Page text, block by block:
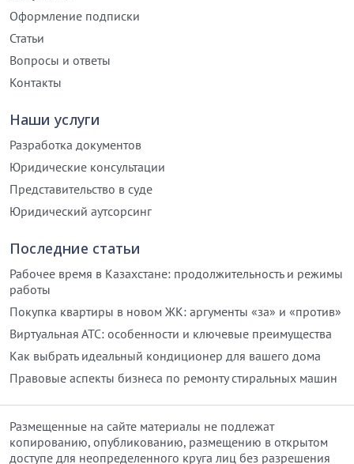
Оформление подписки
Статьи
Вопросы и ответы
Контакты
Наши услуги
Разработка документов
Юридические консультации
Представительство в суде
Юридический аутсорсинг
Последние статьи
Рабочее время в Казахстане: продолжительность и режимы
работы
Покупка квартиры в новом ЖК: аргументы «за» и «против»
Виртуальная АТС: особенности и ключевые преимущества
Как выбрать идеальный кондиционер для вашего дома
Правовые аспекты бизнеса по ремонту стиральных машин
Размещенные на сайте материалы не подлежат
копированию, опубликованию, размещению в открытом
доступе для неопределенного круга лиц без разрешения